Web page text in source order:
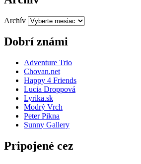
Archív
Dobrí známi
Adventure Trio
Chovan.net
Happy 4 Friends
Lucia Droppová
Lyrika.sk
Modrý Vrch
Peter Pikna
Sunny Gallery
Pripojené cez